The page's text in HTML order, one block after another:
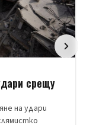
срещу
на удари